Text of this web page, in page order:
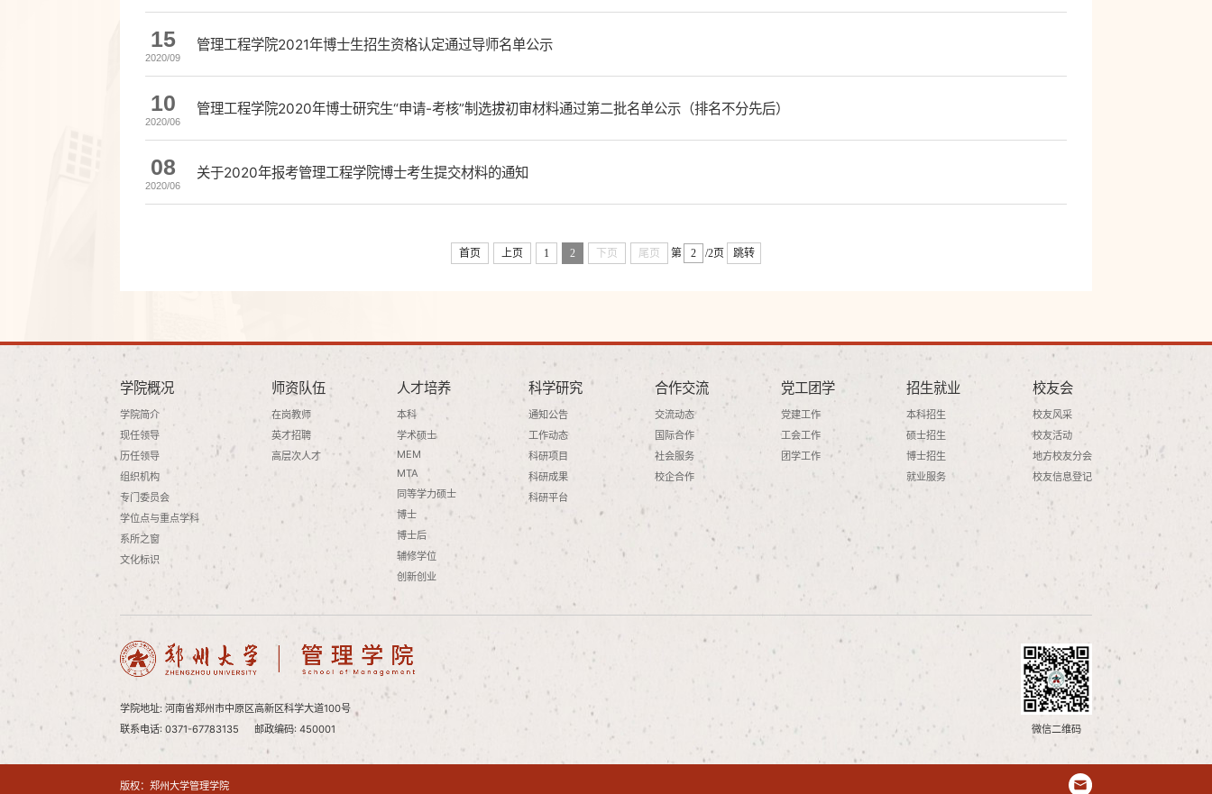
15
2020/09
管理工程学院2021年博士生招生资格认定通过导师名单公示
10
2020/06
管理工程学院2020年博士研究生“申请-考核”制选拔初审材料通过第二批名单公示（排名不分先后）
08
2020/06
关于2020年报考管理工程学院博士考生提交材料的通知
首页 上页 1 2 下页 尾页 第 /2页 跳转
学院概况
学院简介
现任领导
历任领导
组织机构
专门委员会
学位点与重点学科
系所之窗
文化标识
师资队伍
在岗教师
英才招聘
高层次人才
人才培养
本科
学术硕士
MEM
MTA
同等学力硕士
博士
博士后
辅修学位
创新创业
科学研究
通知公告
工作动态
科研项目
科研成果
科研平台
合作交流
交流动态
国际合作
社会服务
校企合作
党工团学
党建工作
工会工作
团学工作
招生就业
本科招生
硕士招生
博士招生
就业服务
校友会
校友风采
校友活动
地方校友分会
校友信息登记
学院地址: 河南省郑州市中原区高新区科学大道100号
联系电话: 0371-67783135
邮政编码: 450001 微信二维码
版权：郑州大学管理学院